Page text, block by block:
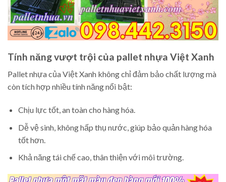
Tính năng vượt trội của pallet nhựa Việt Xanh
Pallet nhựa của Việt Xanh không chỉ đảm bảo chất lượng mà
còn tích hợp nhiều tính năng nổi bật:
Chịu lực tốt, an toàn cho hàng hóa.
Dễ vệ sinh, không hấp thụ nước, giúp bảo quản hàng hóa
tốt hơn.
Khả năng tái chế cao, thân thiện với môi trường.